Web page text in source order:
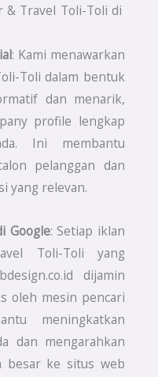
& Travel Toli-Toli di
: Kami menawarkan
Toli dalam bentuk
dan menarik,
profile lengkap
Ini membantu
pelanggan dan
yang relevan.
Google: Setiap iklan
Toli-Toli yang
dijamin
oleh mesin pencari
meningkatkan
dan mengarahkan
besar ke situs web